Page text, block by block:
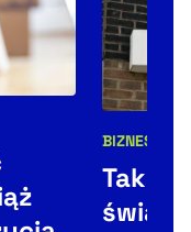
BIZNES
Tak
świat.